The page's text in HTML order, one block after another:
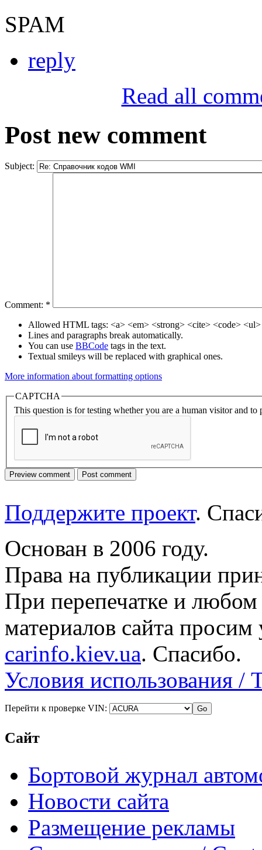
SPAM
reply
Read all
Post new comment
Subject:
Comment: *
Allowed HTML tags: <a> <em> <strong> <cite> <code>
Lines and paragraphs break automatically.
You can use BBCode tags in the text.
Textual smileys will be replaced with graphical ones.
More information about formatting options
CAPTCHA
This question is for testing whether you are a human visitor and to
Поддержите проект.
Основан в 2006 году.
Права на публикации
При перепечатке и
материалов сайта просим
carinfo.kiev.ua. Спасибо.
Условия использования /
Перейти к проверке VIN:
Сайт
Бортовой журнал
Новости сайта
Размещение рекламы